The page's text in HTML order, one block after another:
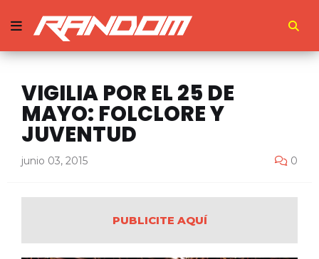
VIGILIA POR EL 25 DE
MAYO: FOLCLORE Y
JUVENTUD
junio 03, 2015 0
PUBLICITE AQUÍ